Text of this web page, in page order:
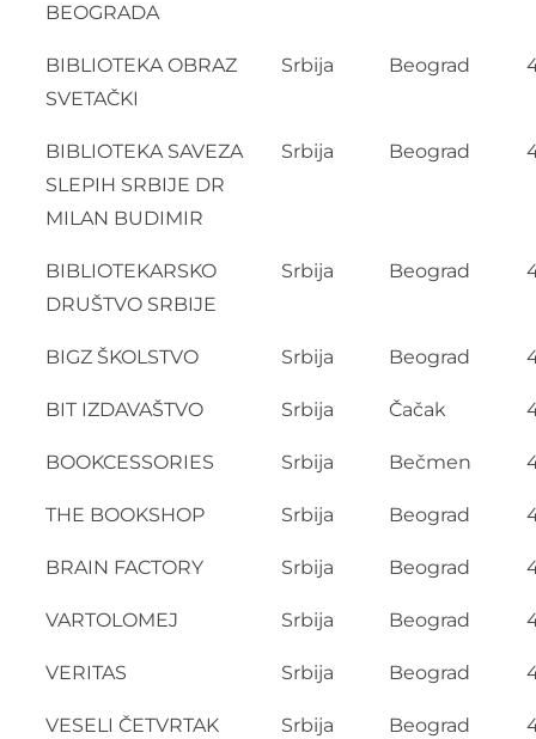
BEOGRADA
BIBLIOTEKA OBRAZ
SVETAČKI
Srbija Beograd
BIBLIOTEKA SAVEZA
SLEPIH SRBIJE DR
MILAN BUDIMIR
Srbija Beograd
BIBLIOTEKARSKO
DRUŠTVO SRBIJE
Srbija Beograd
BIGZ ŠKOLSTVO Srbija Beograd
BIT IZDAVAŠTVO Srbija Čačak
BOOKCESSORIES Srbija Bečmen
THE BOOKSHOP Srbija Beograd
BRAIN FACTORY Srbija Beograd
VARTOLOMEJ Srbija Beograd
VERITAS Srbija Beograd
VESELI ČETVRTAK Srbija Beograd